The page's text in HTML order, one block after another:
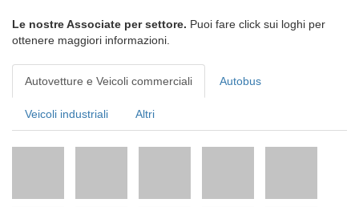
Le nostre Associate per settore. Puoi fare click sui loghi per
ottenere maggiori informazioni.
Autovetture e Veicoli commerciali Autobus
Veicoli industriali Altri